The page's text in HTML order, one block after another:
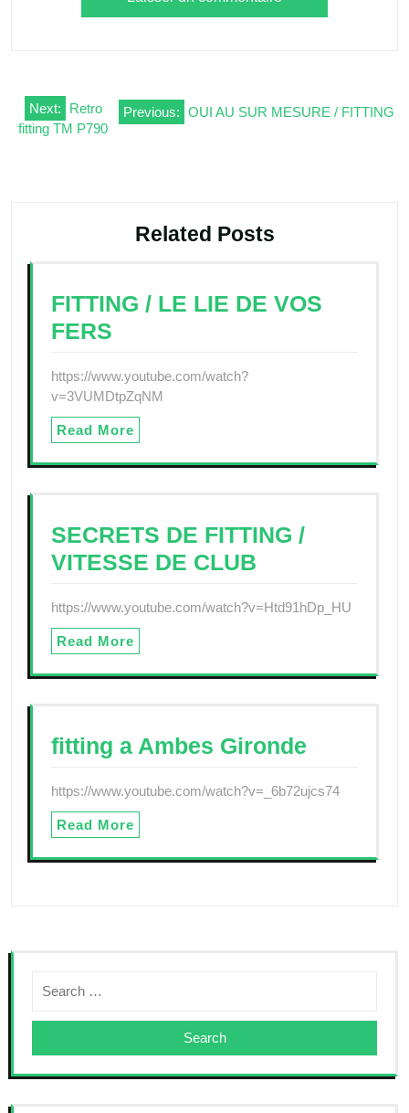
Navigation
de
Previous: OUI AU SUR MESURE / FITTING
Next:
Retro
fitting TM P790
Related Posts
FITTING / LE LIE DE VOS
FERS
https://www.youtube.com/watch?
v=3VUMDtpZqNM
Read More
SECRETS DE FITTING /
VITESSE DE CLUB
https://www.youtube.com/watch?v=Htd91hDp_HU
Read More
fitting a Ambes Gironde
https://www.youtube.com/watch?v=_6b72ujcs74
Read More
Search